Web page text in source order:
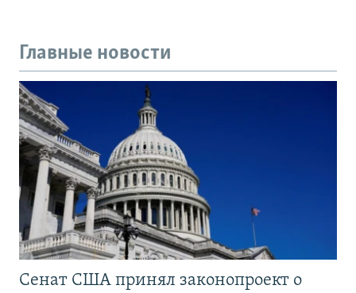
Главные новости
Сенат США принял законопроект о